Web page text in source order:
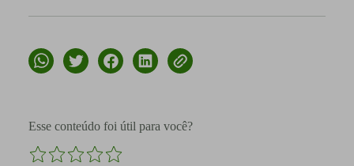
Esse conteúdo foi útil para você?